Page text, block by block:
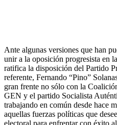
Ante algunas versiones que han
unir a la oposición progresista en
ratifica la disposición del Partido
referente, Fernando “Pino”
gran frente no sólo con la
GEN y el partido Socialista
trabajando en común desde hace
aquellas fuerzas políticas que
electoral para enfrentar con éxito